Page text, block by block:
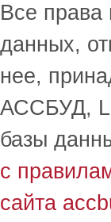
Все права
данных,
нее,
АССБУД,
базы
с
сайта